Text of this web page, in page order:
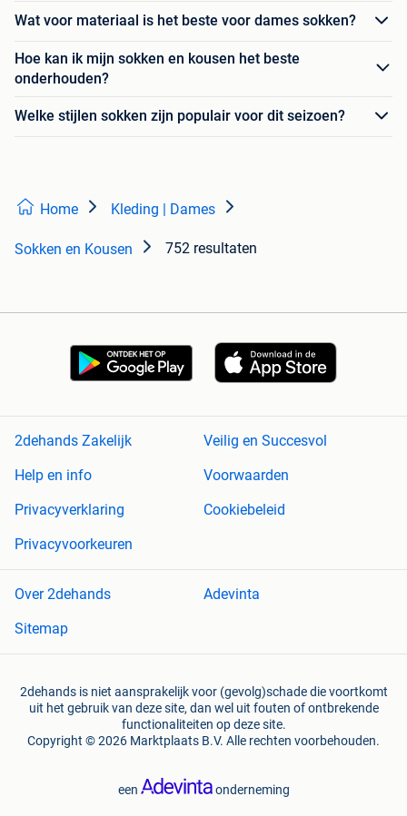
Wat voor materiaal is het beste voor dames sokken?
Hoe kan ik mijn sokken en kousen het beste
onderhouden?
Welke stijlen sokken zijn populair voor dit seizoen?
Home Kleding | Dames
Sokken en Kousen 752 resultaten
2dehands Zakelijk
Veilig en Succesvol
Help en info
Voorwaarden
Privacyverklaring
Cookiebeleid
Privacyvoorkeuren
Over 2dehands
Adevinta
Sitemap
2dehands is niet aansprakelijk voor (gevolg)schade die voortkomt
uit het gebruik van deze site, dan wel uit fouten of ontbrekende
functionaliteiten op deze site.
Copyright © 2026 Marktplaats B.V. Alle rechten voorbehouden.
een onderneming